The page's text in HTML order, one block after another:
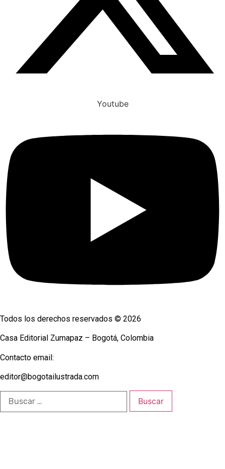
Youtube
Todos los derechos reservados © 2026
Casa Editorial Zumapaz – Bogotá, Colombia
Contacto email:
editor@bogotailustrada.com
Buscar: